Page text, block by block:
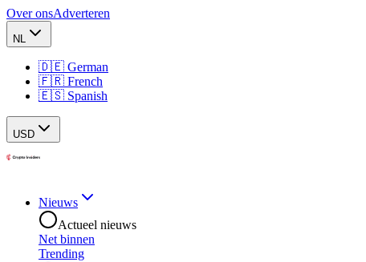
Over onsAdverteren
NL
🇩🇪 German
🇫🇷 French
🇪🇸 Spanish
USD
Nieuws
Actueel nieuws
Net binnen
Trending